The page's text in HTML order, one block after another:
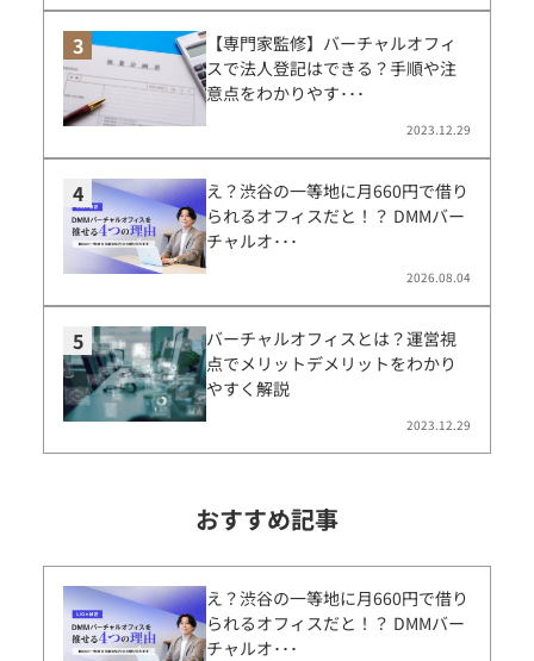
【専門家監修】バーチャルオフィ
スで法人登記はできる？手順や注
意点をわかりやす･･･
2023.12.29
え？渋谷の一等地に月660円で借り
られるオフィスだと！？ DMMバー
チャルオ･･･
2026.08.04
バーチャルオフィスとは？運営視
点でメリットデメリットをわかり
やすく解説
2023.12.29
おすすめ記事
え？渋谷の一等地に月660円で借り
られるオフィスだと！？ DMMバー
チャルオ･･･